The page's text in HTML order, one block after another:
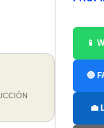
📱
🔵
💼